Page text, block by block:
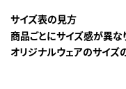
サイズ表の見方
商品ごとにサイズ感が異な
オリジナルウェアのサイズ